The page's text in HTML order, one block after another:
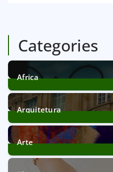
Categories
Africa
12
Arquitetura
39
Arte
11